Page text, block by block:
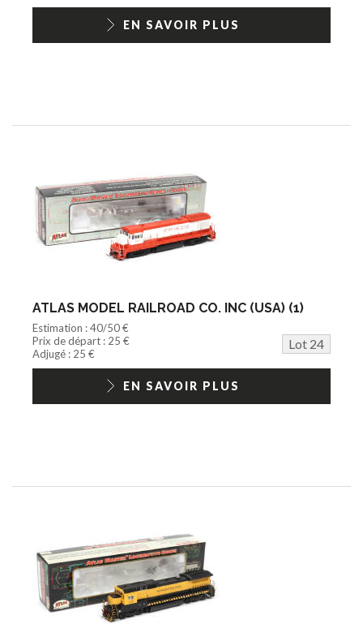
EN SAVOIR PLUS
ATLAS MODEL RAILROAD CO. INC (USA) (1)
Estimation : 40/50 €
Prix de départ : 25 €
Lot 24
Adjugé : 25 €
EN SAVOIR PLUS